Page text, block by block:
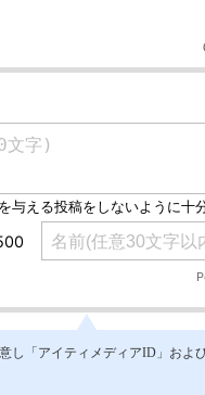
「アイティメディアID」およ